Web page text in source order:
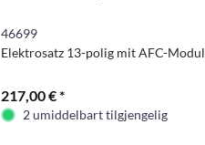
46699
Elektrosatz 13-polig mit AFC-Modul
217,00 € *
2 umiddelbart tilgjengelig